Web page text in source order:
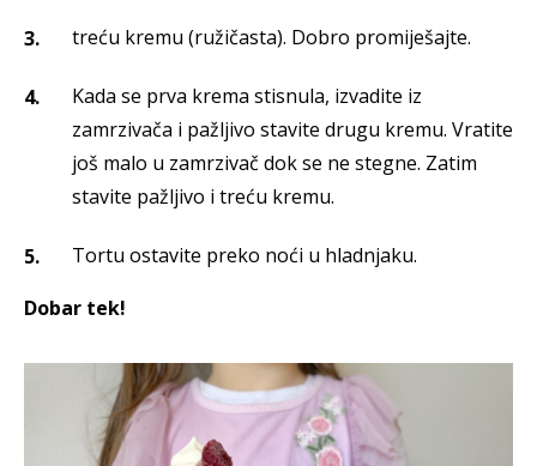
treću kremu (ružičasta). Dobro promiješajte.
Kada se prva krema stisnula, izvadite iz
zamrzivača i pažljivo stavite drugu kremu. Vratite
još malo u zamrzivač dok se ne stegne. Zatim
stavite pažljivo i treću kremu.
Tortu ostavite preko noći u hladnjaku.
Dobar tek!